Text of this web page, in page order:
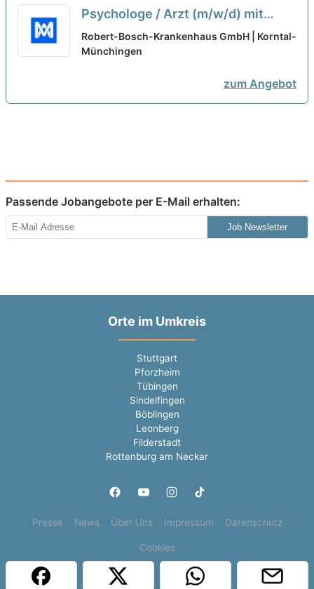
Psychologe / Arzt (m/w/d) mit
abgeschlossener oder
fortgeschrittener
Robert-Bosch-Krankenhaus GmbH | Korntal-
Münchingen
zum Angebot
Passende Jobangebote per E-Mail erhalten:
Job Newsletter
Orte im Umkreis
Stuttgart
Pforzheim
Tübingen
Sindelfingen
Böblingen
Leonberg
Filderstadt
Rottenburg am Neckar
Presse News Über Uns Impressum Datenschutz
Cookies
Copyright © 2000 - 2026 | 1A Infosysteme GmbH | Content by: 1a-sites-jobs